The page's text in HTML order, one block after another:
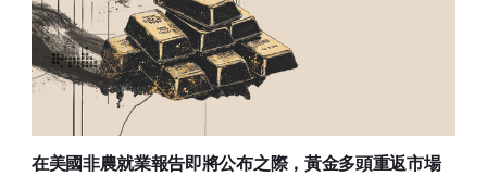
在美國非農就業報告即將公布之際，黃金多頭重返市場